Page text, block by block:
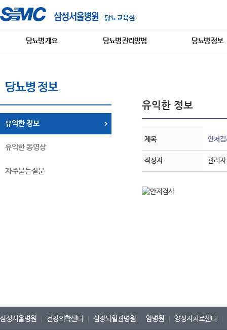
당뇨교육실
당뇨병 개요 당뇨병 관리방법 당뇨병 정보
당뇨병 정보
유익한 정보
유익한 동영상
자주묻는질문
유익한 정보
제목 안저
작성자 관리자
삼성서울병원 건강의학센터 심장뇌혈관병원 암병원 양성자치료센터